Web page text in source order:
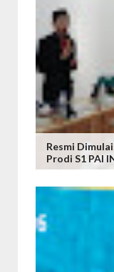
Resmi
Prodi S1 PAI